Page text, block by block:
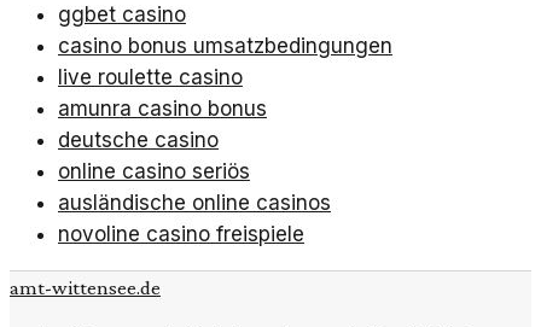
ggbet casino
casino bonus umsatzbedingungen
live roulette casino
amunra casino bonus
deutsche casino
online casino seriös
ausländische online casinos
novoline casino freispiele
amt-wittensee.de